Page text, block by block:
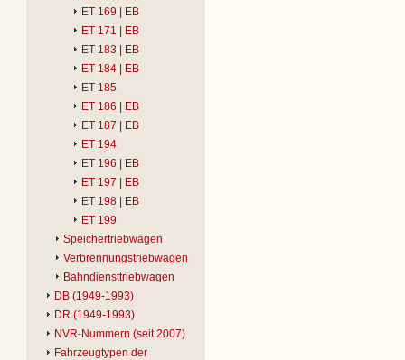
ET 169 | EB
ET 171 | EB
ET 183 | EB
ET 184 | EB
ET 185
ET 186 | EB
ET 187 | EB
ET 194
ET 196 | EB
ET 197 | EB
ET 198 | EB
ET 199
Speichertriebwagen
Verbrennungstriebwagen
Bahndiensttriebwagen
DB (1949-1993)
DR (1949-1993)
NVR-Nummern (seit 2007)
Fahrzeugtypen der